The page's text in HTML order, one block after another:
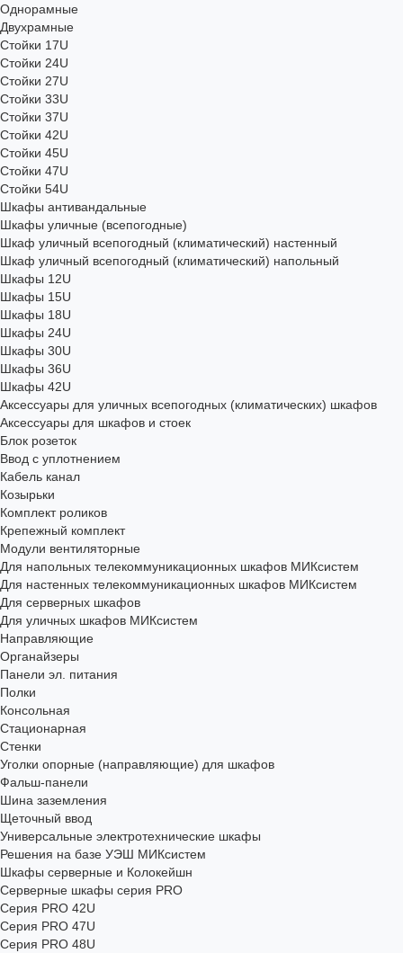
Однорамные
Двухрамные
Стойки 17U
Стойки 24U
Стойки 27U
Стойки 33U
Стойки 37U
Стойки 42U
Стойки 45U
Стойки 47U
Стойки 54U
Шкафы антивандальные
Шкафы уличные (всепогодные)
Шкаф уличный всепогодный (климатический) настенный
Шкаф уличный всепогодный (климатический) напольный
Шкафы 12U
Шкафы 15U
Шкафы 18U
Шкафы 24U
Шкафы 30U
Шкафы 36U
Шкафы 42U
Аксессуары для уличных всепогодных (климатических) шкафов
Аксессуары для шкафов и стоек
Блок розеток
Ввод с уплотнением
Кабель канал
Козырьки
Комплект роликов
Крепежный комплект
Модули вентиляторные
Для напольных телекоммуникационных шкафов МИКсистем
Для настенных телекоммуникационных шкафов МИКсистем
Для серверных шкафов
Для уличных шкафов МИКсистем
Направляющие
Органайзеры
Панели эл. питания
Полки
Консольная
Стационарная
Стенки
Уголки опорные (направляющие) для шкафов
Фальш-панели
Шина заземления
Щеточный ввод
Универсальные электротехнические шкафы
Решения на базе УЭШ МИКсистем
Шкафы серверные и Колокейшн
Серверные шкафы серия PRO
Серия PRO 42U
Серия PRO 47U
Серия PRO 48U